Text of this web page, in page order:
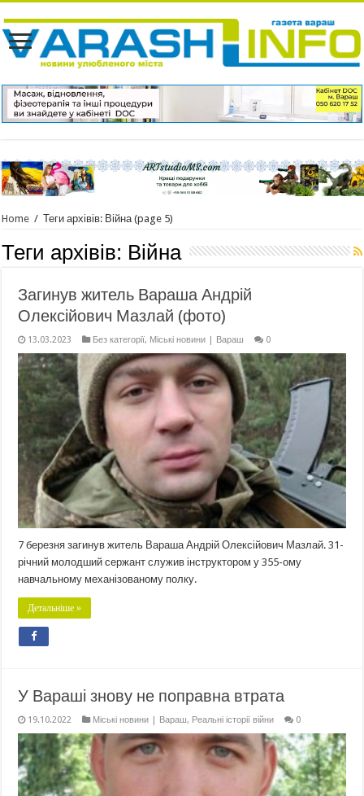
Home / Теги архівів: Війна(page 5)
Теги архівів: Війна
Загинув житель Вараша Андрій
Олексійович Мазлай (фото)
13.03.2023 Без категорії, Міські новини | Вараш 0
7 березня загинув житель Вараша Андрій Олексійович Мазлай. 31-
річний молодший сержант служив інструктором у 355-ому
навчальному механізованому полку.
Детальніше »
У Вараші знову не поправна втрата
19.10.2022 Міські новини | Вараш, Реальні історії війни 0